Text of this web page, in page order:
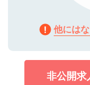
他には
非公開求